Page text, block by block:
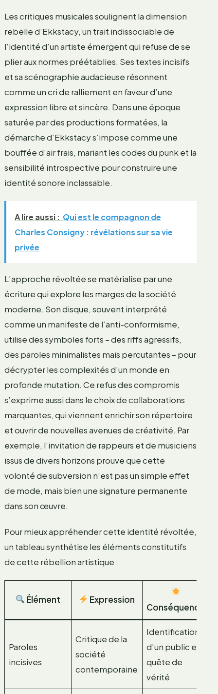
Les critiques musicales soulignent la dimension
rebelle d’Ekkstacy, un trait indissociable de
l’identité d’un artiste émergent qui refuse de se
plier aux normes préétablies. Ses textes incisifs
et sa scénographie audacieuse résonnent
comme un cri de ralliement en faveur d’une
expression libre et sincère. Dans une époque
saturée par des productions formatées, la
démarche d’Ekkstacy s’impose comme une
bouffée d’air frais, mariant les codes du punk et la
sensibilité introspective pour construire une
identité sonore inclassable.
A lire aussi : Qui est le compagnon de
Charles Consigny : révélations sur sa vie
privée
L’approche révoltée se matérialise par une
écriture qui explore les marges de la société
moderne. Son disque, souvent interprété
comme un manifeste de l’anti-conformisme,
utilise des symboles forts – des riffs agressifs,
des paroles minimalistes mais percutantes – pour
décrypter les complexités d’un monde en
profonde mutation. Ce refus des compromis
s’exprime aussi dans le choix de collaborations
marquantes, qui viennent enrichir son répertoire
et ouvrir de nouvelles avenues de créativité. Par
exemple, l’invitation de rappeurs et de musiciens
issus de divers horizons prouve que cette
volonté de subversion n’est pas un simple effet
de mode, mais bien une signature permanente
dans son œuvre.
Pour mieux appréhender cette identité révoltée,
un tableau synthétise les éléments constitutifs
de cette rébellion artistique :
Élément Expression
Conséquence
Paroles
incisives
Critique de la
société
contemporaine
Identification
d’un public en
quête de
vérité